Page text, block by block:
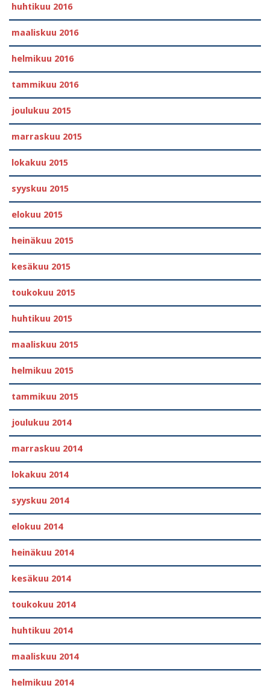
huhtikuu 2016
maaliskuu 2016
helmikuu 2016
tammikuu 2016
joulukuu 2015
marraskuu 2015
lokakuu 2015
syyskuu 2015
elokuu 2015
heinäkuu 2015
kesäkuu 2015
toukokuu 2015
huhtikuu 2015
maaliskuu 2015
helmikuu 2015
tammikuu 2015
joulukuu 2014
marraskuu 2014
lokakuu 2014
syyskuu 2014
elokuu 2014
heinäkuu 2014
kesäkuu 2014
toukokuu 2014
huhtikuu 2014
maaliskuu 2014
helmikuu 2014